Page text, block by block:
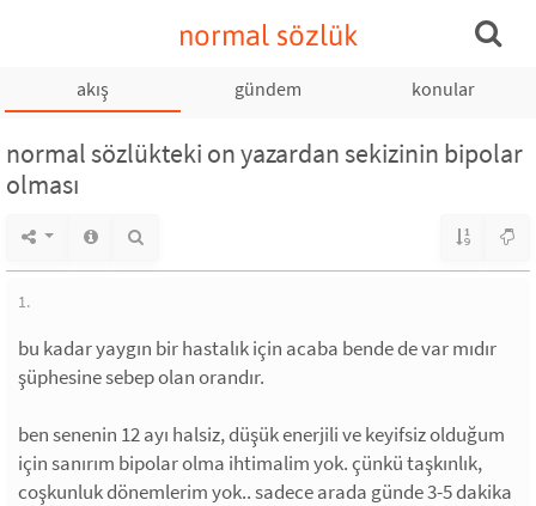
normal sözlük
akış gündem konular
normal sözlükteki on yazardan sekizinin bipolar
olması
1.
bu kadar yaygın bir hastalık için acaba bende de var mıdır
şüphesine sebep olan orandır.
ben senenin 12 ayı halsiz, düşük enerjili ve keyifsiz olduğum
için sanırım bipolar olma ihtimalim yok. çünkü taşkınlık,
coşkunluk dönemlerim yok.. sadece arada günde 3-5 dakika